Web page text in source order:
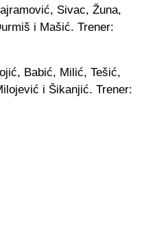
Sivac, Žuna,
i Mašić. Trener:
Babić, Milić, Tešić,
i Šikanjić. Trener: